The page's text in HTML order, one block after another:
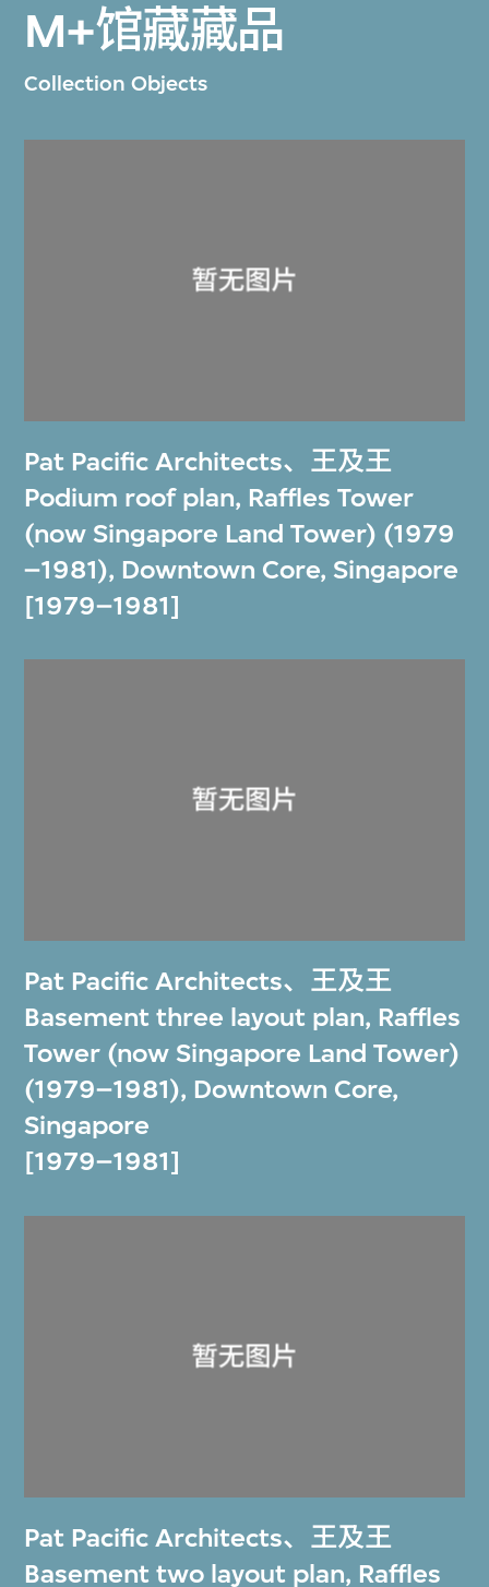
M+馆藏藏品
Collection Objects
Pat Pacific Architects、 王及王
Podium roof plan, Raffles Tower
(now Singapore Land Tower) (1979
–1981), Downtown Core, Singapore
[1979–1981]
Pat Pacific Architects、 王及王
Basement three layout plan, Raffles
Tower (now Singapore Land Tower)
(1979–1981), Downtown Core,
Singapore
[1979–1981]
Pat Pacific Architects、 王及王
Basement two layout plan, Raffles